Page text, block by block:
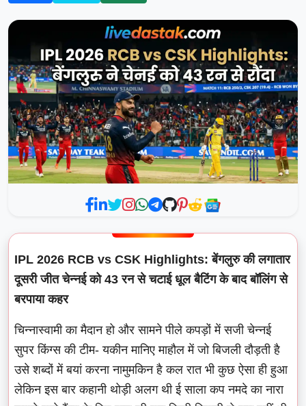
IPL 2026 RCB vs CSK Highlights: बेंगलुरु की लगातार
दूसरी जीत चेन्नई को 43 रन से चटाई धूल बैटिंग के बाद बॉलिंग से
बरपाया कहर
चिन्नास्वामी का मैदान हो और सामने पीले कपड़ों में सजी चेन्नई
सुपर किंग्स की टीम- यकीन मानिए माहौल में जो बिजली दौड़ती है
उसे शब्दों में बयां करना नामुमकिन है कल रात भी कुछ ऐसा ही हुआ
लेकिन इस बार कहानी थोड़ी अलग थी ई साला कप नमदे का नारा